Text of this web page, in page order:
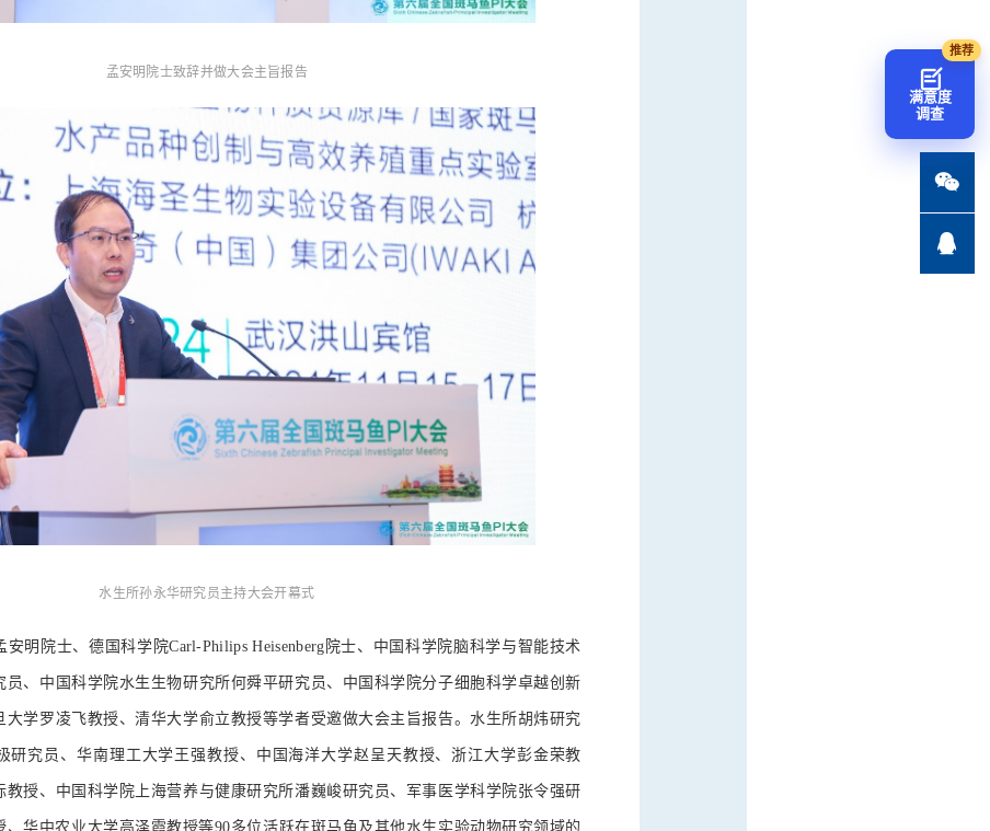
孟安明院士致辞并做大会主旨报告
水生所孙永华研究员主持大会开幕式
明院士、德国科学院Carl-Philips Heisenberg院士、中国科学院脑科学与智能技术
员、中国科学院水生生物研究所何舜平研究员、中国科学院分子细胞科学卓越创新
大学罗凌飞教授、清华大学俞立教授等学者受邀做大会主旨报告。水生所胡炜研究
研究员、华南理工大学王强教授、中国海洋大学赵呈天教授、浙江大学彭金荣教
教授、中国科学院上海营养与健康研究所潘巍峻研究员、军事医学科学院张令强研
、华中农业大学高泽霞教授等90多位活跃在斑马鱼及其他水生实验动物研究领域的
满意度
调查

